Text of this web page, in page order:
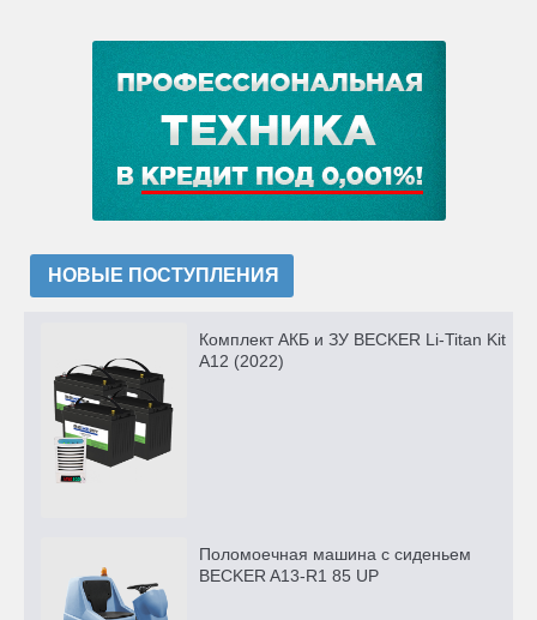
НОВЫЕ ПОСТУПЛЕНИЯ
Комплект АКБ и ЗУ BECKER Li-Titan Kit
A12 (2022)
Поломоечная машина с сиденьем
BECKER A13-R1 85 UP